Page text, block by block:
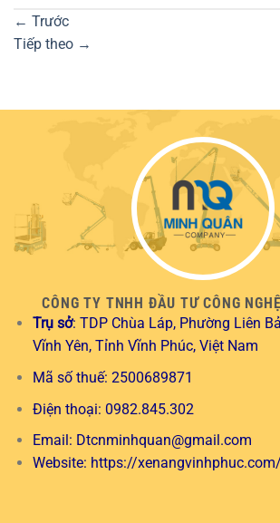
← Trước
Tiếp theo →
CÔNG TY TNHH ĐẦU TƯ CÔNG
Trụ sở: TDP Chùa Láp, Phường Liên
Vĩnh Yên, Tỉnh Vĩnh Phúc, Việt Nam
Mã số thuế: 2500689871
Điện thoại: 0982.845.302
Email: Dtcnminhquan@gmail.com
Website: https://xenangvinhphuc.com/